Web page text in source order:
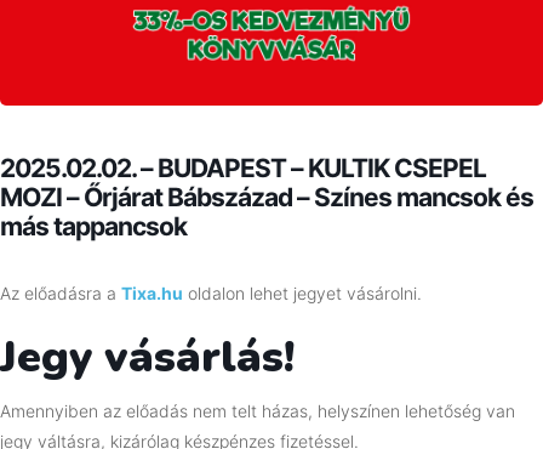
2025.02.02. – BUDAPEST – KULTIK CSEPEL
MOZI – Őrjárat Bábszázad – Színes mancsok és
más tappancsok
Az előadásra a Tixa.hu oldalon lehet jegyet vásárolni.
Jegy vásárlás!
Amennyiben az előadás nem telt házas, helyszínen lehetőség van
jegy váltásra, kizárólag készpénzes fizetéssel.